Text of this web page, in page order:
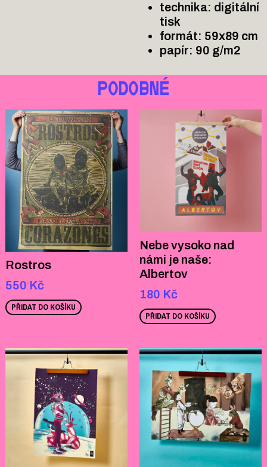
technika: digitální
tisk
formát: 59x89 cm
papír: 90 g/m2
PODOBNÉ
Rostros
550 Kč
PŘIDAT DO KOŠÍKU
Nebe vysoko nad
námi je naše:
Albertov
180 Kč
PŘIDAT DO KOŠÍKU